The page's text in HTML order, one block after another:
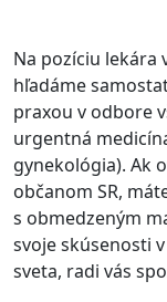
Na pozíciu lekára
hľadáme
praxou v odbore
urgentná
gynekológia). Ak
občanom SR,
s obmedzeným
svoje skúsenosti
sveta, radi vás